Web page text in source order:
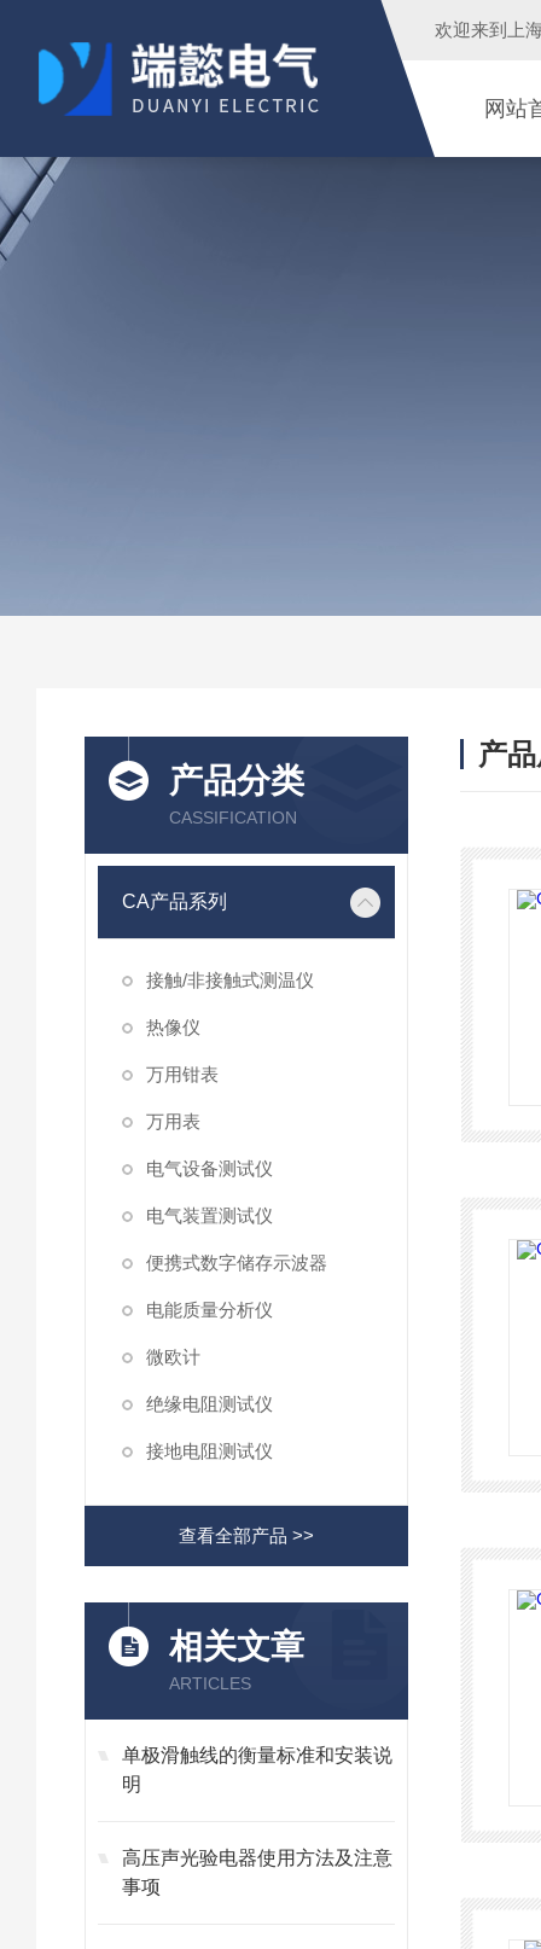
欢迎来到 上
网站
产品分类
CASSIFICATION
CA产品系列
接触/非接触式测温仪
热像仪
万用钳表
万用表
电气设备测试仪
电气装置测试仪
便携式数字储存示波器
电能质量分析仪
微欧计
绝缘电阻测试仪
接地电阻测试仪
查看全部产品 >>
相关文章
ARTICLES
单极滑触线的衡量标准和安装说
明
高压声光验电器使用方法及注意
事项
产